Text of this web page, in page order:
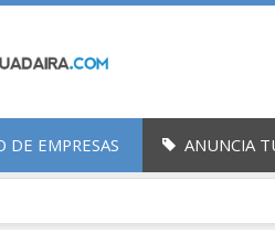
DE EMPRESAS ANUNCIA